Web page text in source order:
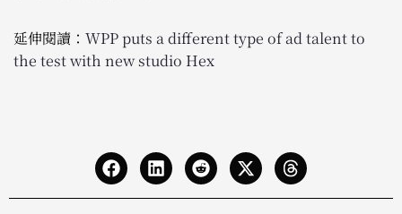
延伸閱讀： WPP puts a different type of ad talent to
the test with new studio Hex